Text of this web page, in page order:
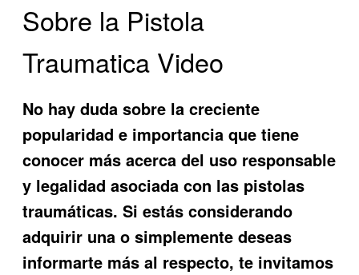
Sobre la Pistola
Traumatica Video
No hay duda sobre la creciente
popularidad e importancia que tiene
conocer más acerca del uso responsable
y legalidad asociada con las pistolas
traumáticas. Si estás considerando
adquirir una o simplemente deseas
informarte más al respecto, te invitamos